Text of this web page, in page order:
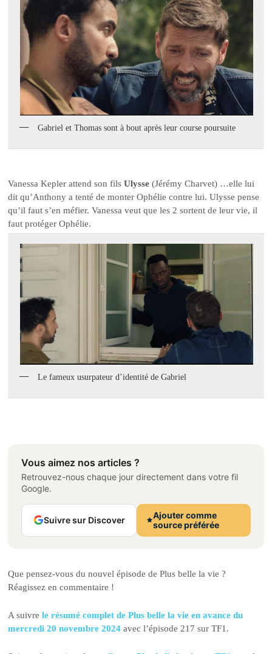
Gabriel et Thomas sont à bout après leur course poursuite
Vanessa Kepler attend son filsUlysse (Jérémy Charvet) …elle lui
dit qu’Anthony a tenté de monter Ophélie contre lui. Ulysse pense
qu’il faut s’en méfier. Vanessa veut que les 2 sortent de leur vie, il
faut protéger Ophélie.
Le fameux usurpateur d’identité de Gabriel
Vous aimez nos articles ?
Retrouvez-nous chaque jour directement dans votre fil
Google.
Suivre sur Discover
Ajouter comme
source préférée
Que pensez-vous du nouvel épisode de Plus belle la vie ?
Réagissez en commentaire !
A suivrele résumé complet de Plus belle la vie en avance du
mercredi 20 novembre 2024 avec l’épisode 217 sur TF1.